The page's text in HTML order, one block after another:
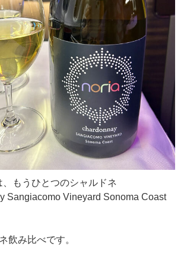
もうひとつのシャルドネ
Sangiacomo Vineyard Sonoma Coast
飲み比べです。